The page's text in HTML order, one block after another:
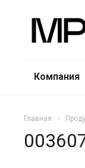
Компания
Главная